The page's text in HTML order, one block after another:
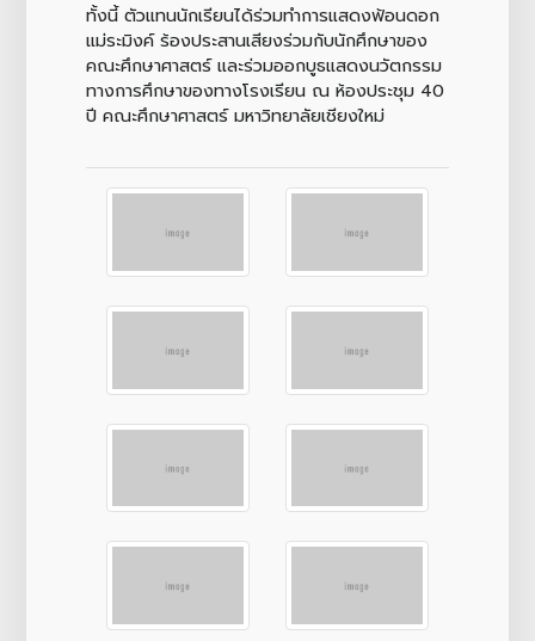
ทั้งนี้ ตัวแทนนักเรียนได้ร่วมทำการแสดงฟ้อนดอก
แม่ระมิงค์ ร้องประสานเสียงร่วมกับนักศึกษาของ
คณะศึกษาศาสตร์ และร่วมออกบูธแสดงนวัตกรรม
ทางการศึกษาของทางโรงเรียน ณ ห้องประชุม 40
ปี คณะศึกษาศาสตร์ มหาวิทยาลัยเชียงใหม่